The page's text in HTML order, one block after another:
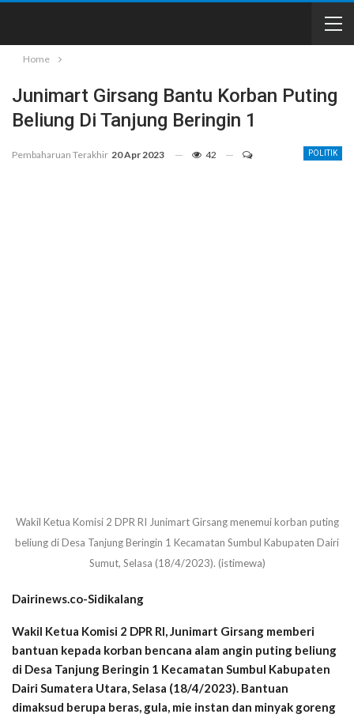
Home
Junimart Girsang Bantu Korban Puting
Beliung Di Tanjung Beringin 1
POLITIK
Pembaharuan Terakhir 20 Apr 2023 42
Wakil Ketua Komisi 2 DPR RI Junimart Girsang menemui korban puting
beliung di Desa Tanjung Beringin 1 Kecamatan Sumbul Kabupaten Dairi
Sumut, Selasa (18/4/2023). (istimewa)
Dairinews.co-Sidikalang
Wakil Ketua Komisi 2 DPR RI, Junimart Girsang memberi
bantuan kepada korban bencana alam angin puting beliung
di Desa Tanjung Beringin 1 Kecamatan Sumbul Kabupaten
Dairi Sumatera Utara, Selasa (18/4/2023). Bantuan
dimaksud berupa beras, gula, mie instan dan minyak goreng